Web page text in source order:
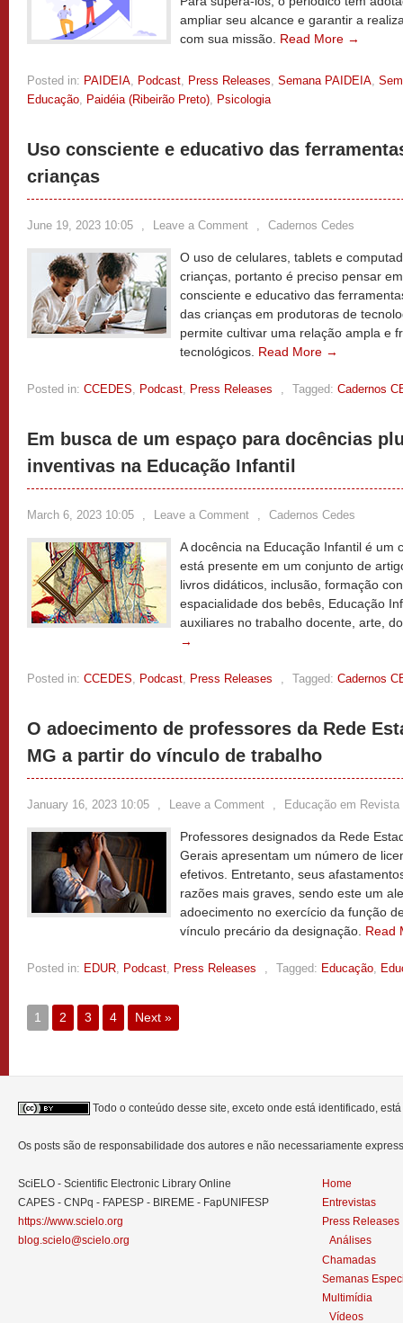
ampliar seu alcance e garantir a
com sua missão. Read More →
Posted in: PAIDEIA, Podcast, Press Releases, Semana PAIDEIA,
Educação, Paidéia (Ribeirão Preto), Psicologia
Uso consciente e educativo das
crianças
June 19, 2023 10:05 , Leave a Comment , Cadernos Cedes
O uso de celulares, tablets e
crianças, portanto é preciso pensar
consciente e educativo das
das crianças em produtoras de
permite cultivar uma relação ampla e
tecnológicos. Read More →
Posted in: CCEDES, Podcast, Press Releases , Tagged: Cadernos
Em busca de um espaço para docências
inventivas na Educação Infantil
March 6, 2023 10:05 , Leave a Comment , Cadernos Cedes
A docência na Educação Infantil é um
está presente em um conjunto de
livros didáticos, inclusão, formação
espacialidade dos bebês, Educação
auxiliares no trabalho docente, arte,
→
Posted in: CCEDES, Podcast, Press Releases , Tagged: Cadernos
O adoecimento de professores da Rede
MG a partir do vínculo de trabalho
January 16, 2023 10:05 , Leave a Comment , Educação em Revista
Professores designados da Rede
Gerais apresentam um número de
efetivos. Entretanto, seus
razões mais graves, sendo este um
adoecimento no exercício da função
vínculo precário da designação. Read
Posted in: EDUR, Podcast, Press Releases , Tagged: Educação,
1 2 3 4 Next »
Todo o conteúdo desse site, exceto onde está identificado,
Os posts são de responsabilidade dos autores e não necessariamente
SciELO - Scientific Electronic Library Online
CAPES - CNPq - FAPESP - BIREME - FapUNIFESP
https://www.scielo.org
blog.scielo@scielo.org
Home
Entrevistas
Press Releases
Análises
Chamadas
Semanas
Multimídia
Vídeos